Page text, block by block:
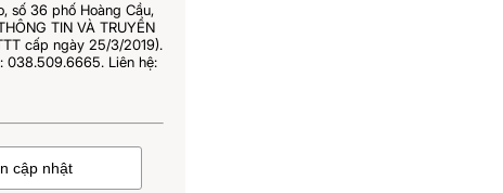
số 36 phố Hoàng Cầu,
TIN VÀ TRUYỀN
cấp ngày 25/3/2019).
038.509.6665. Liên hệ: